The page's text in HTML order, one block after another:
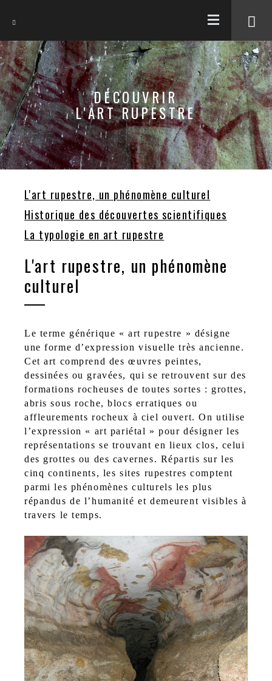
DÉCOUVRIR
L'ART RUPESTRE
L'art rupestre, un phénomène culturel
Historique des découvertes scientifiques
La typologie en art rupestre
L'art rupestre, un phénomène
culturel
Le terme générique « art rupestre » désigne
une forme d’expression visuelle très ancienne.
Cet art comprend des œuvres peintes,
dessinées ou gravées, qui se retrouvent sur des
formations rocheuses de toutes sortes : grottes,
abris sous roche, blocs erratiques ou
affleurements rocheux à ciel ouvert. On utilise
l’expression « art pariétal » pour désigner les
représentations se trouvant en lieux clos, celui
des grottes ou des cavernes. Répartis sur les
cinq continents, les sites rupestres comptent
parmi les phénomènes culturels les plus
répandus de l’humanité et demeurent visibles à
travers le temps.